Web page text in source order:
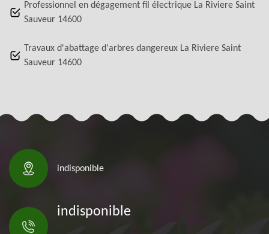
Professionnel en dégagement fil électrique La Riviere Saint
Sauveur 14600
Travaux d'abattage d'arbres dangereux La Riviere Saint
Sauveur 14600
indisponible
indisponible